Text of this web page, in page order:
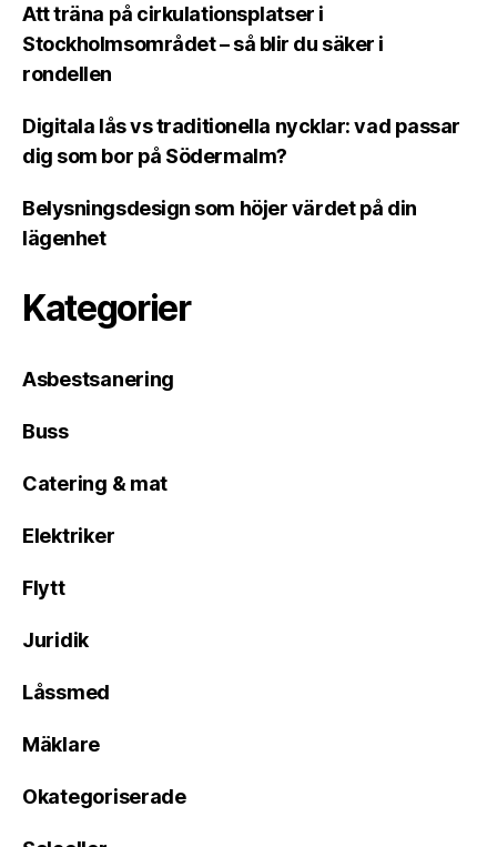
Att träna på cirkulationsplatser i
Stockholmsområdet – så blir du säker i
rondellen
Digitala lås vs traditionella nycklar: vad passar
dig som bor på Södermalm?
Belysningsdesign som höjer värdet på din
lägenhet
Kategorier
Asbestsanering
Buss
Catering & mat
Elektriker
Flytt
Juridik
Låssmed
Mäklare
Okategoriserade